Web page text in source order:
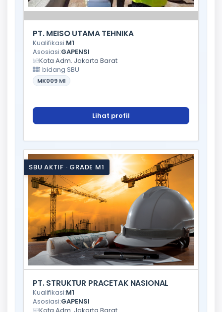
PT. MEISO UTAMA TEHNIKA
Kualifikasi:M1
Asosiasi:GAPENSI
Kota Adm. Jakarta Barat
1 bidang SBU
MK009 M1
Lihat profil
SBU AKTIF · GRADE M1
PT. STRUKTUR PRACETAK NASIONAL
Kualifikasi:M1
Asosiasi:GAPENSI